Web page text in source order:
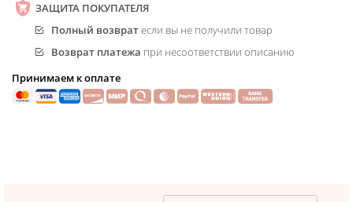
ЗАЩИТА ПОКУПАТЕЛЯ
Полный возвратесли вы не получили товар
Возврат платежа при несоответствии описанию
Принимаем к оплате